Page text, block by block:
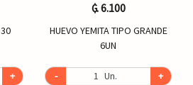
+
₲. 6.100
HUEVO YEMITA TIPO GRANDE
6UN
- Un. +